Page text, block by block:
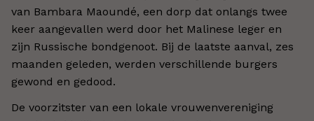
van Bambara Maoundé, een dorp dat onlangs twee
keer aangevallen werd door het Malinese leger en
zijn Russische bondgenoot. Bij de laatste aanval, zes
maanden geleden, werden verschillende burgers
gewond en gedood.
De voorzitster van een lokale vrouwenvereniging